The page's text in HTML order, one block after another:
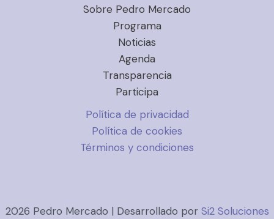
Sobre Pedro Mercado
Programa
Noticias
Agenda
Transparencia
Participa
Política de privacidad
Política de cookies
Términos y condiciones
2026 Pedro Mercado | Desarrollado por Si2 Soluciones